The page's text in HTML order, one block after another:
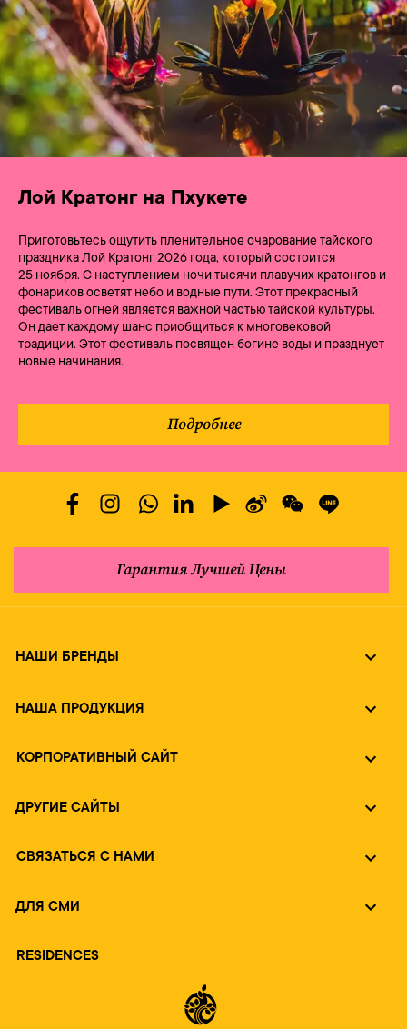
Лой Кратонг на Пхукете
Приготовьтесь ощутить пленительное очарование тайского
праздника Лой Кратонг 2026 года, который состоится
25 ноября. С наступлением ночи тысячи плавучих кратонгов и
фонариков осветят небо и водные пути. Этот прекрасный
фестиваль огней является важной частью тайской культуры.
Он дает каждому шанс приобщиться к многовековой
традиции. Этот фестиваль посвящен богине воды и празднует
новые начинания.
Подробнее
Гарантия Лучшей Цены
НАШИ БРЕНДЫ
НАША ПРОДУКЦИЯ
КОРПОРАТИВНЫЙ САЙТ
ДРУГИЕ САЙТЫ
СВЯЗАТЬСЯ С НАМИ
ДЛЯ СМИ
RESIDENCES